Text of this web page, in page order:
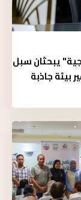
يبحثان سبل
بيئة جاذبة